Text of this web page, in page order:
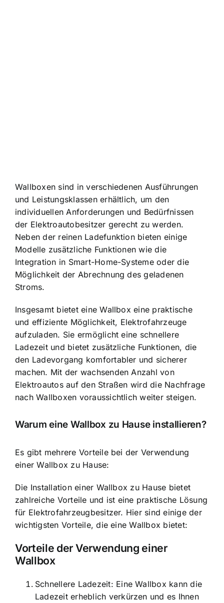
Wallboxen sind in verschiedenen Ausführungen
und Leistungsklassen erhältlich, um den
individuellen Anforderungen und Bedürfnissen
der Elektroautobesitzer gerecht zu werden.
Neben der reinen Ladefunktion bieten einige
Modelle zusätzliche Funktionen wie die
Integration in Smart-Home-Systeme oder die
Möglichkeit der Abrechnung des geladenen
Stroms.
Insgesamt bietet eine Wallbox eine praktische
und effiziente Möglichkeit, Elektrofahrzeuge
aufzuladen. Sie ermöglicht eine schnellere
Ladezeit und bietet zusätzliche Funktionen, die
den Ladevorgang komfortabler und sicherer
machen. Mit der wachsenden Anzahl von
Elektroautos auf den Straßen wird die Nachfrage
nach Wallboxen voraussichtlich weiter steigen.
Warum eine Wallbox zu Hause installieren?
Es gibt mehrere Vorteile bei der Verwendung
einer Wallbox zu Hause:
Die Installation einer Wallbox zu Hause bietet
zahlreiche Vorteile und ist eine praktische Lösung
für Elektrofahrzeugbesitzer. Hier sind einige der
wichtigsten Vorteile, die eine Wallbox bietet:
Vorteile der Verwendung einer
Wallbox
Schnellere Ladezeit: Eine Wallbox kann die
Ladezeit erheblich verkürzen und es Ihnen